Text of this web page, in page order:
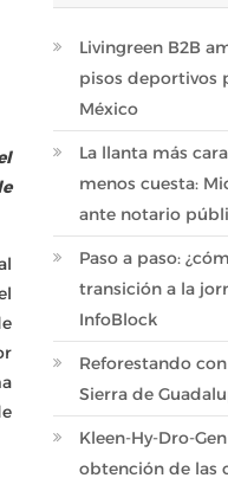
Livingreen B2B
pisos deportivos
México
La llanta más
menos cuesta:
ante notario
Paso a paso:
transición a la
InfoBlock
Reforestando
Sierra de
Kleen-Hy-Dro-
obtención de las